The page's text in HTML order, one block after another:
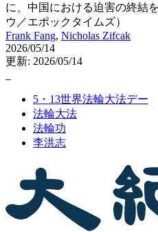
に、中国における迫害の終結
ウ／エポックタイムズ）
Frank Fang, Nicholas Zifcak
2026/05/14
更新: 2026/05/14
5・13世界法輪大法デー
法輪大法
法輪功
李洪志